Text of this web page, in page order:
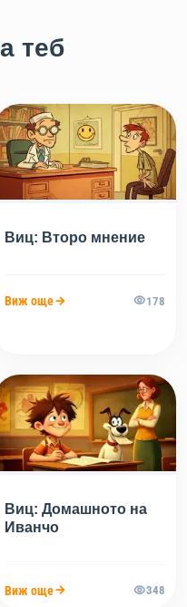
теб
Виц: Второ мнение
Виж още 178
Виц: Домашното на
Иванчо
Виж още 348